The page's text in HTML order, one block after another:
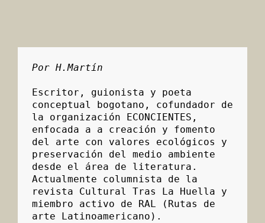
Por H.Martín
Escritor, guionista y poeta
conceptual bogotano, cofundador de
la organización ECONCIENTES,
enfocada a a creación y fomento
del arte con valores ecológicos y
preservación del medio ambiente
desde el área de literatura.
Actualmente columnista de la
revista Cultural Tras La Huella y
miembro activo de RAL (Rutas de
arte Latinoamericano).